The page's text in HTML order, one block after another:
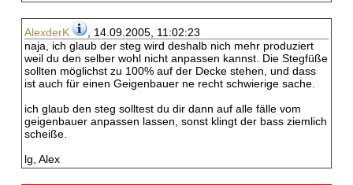
AlexderK
, 14.09.2005, 11:02:23
naja, ich glaub der steg wird deshalb nich mehr produziert
weil du den selber wohl nicht anpassen kannst. Die Stegfüße
sollten möglichst zu 100% auf der Decke stehen, und dass
ist auch für einen Geigenbauer ne recht schwierige sache.
ich glaub den steg solltest du dir dann auf alle fälle vom
geigenbauer anpassen lassen, sonst klingt der bass ziemlich
scheiße.
lg, Alex